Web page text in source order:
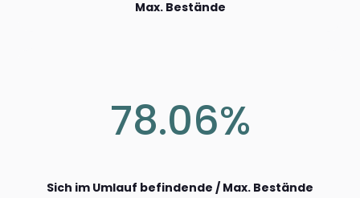
Max. Bestände
78.06%
Sich im Umlauf befindende / Max. Bestände